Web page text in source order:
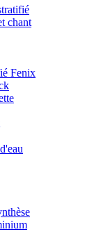
chant
Fenix